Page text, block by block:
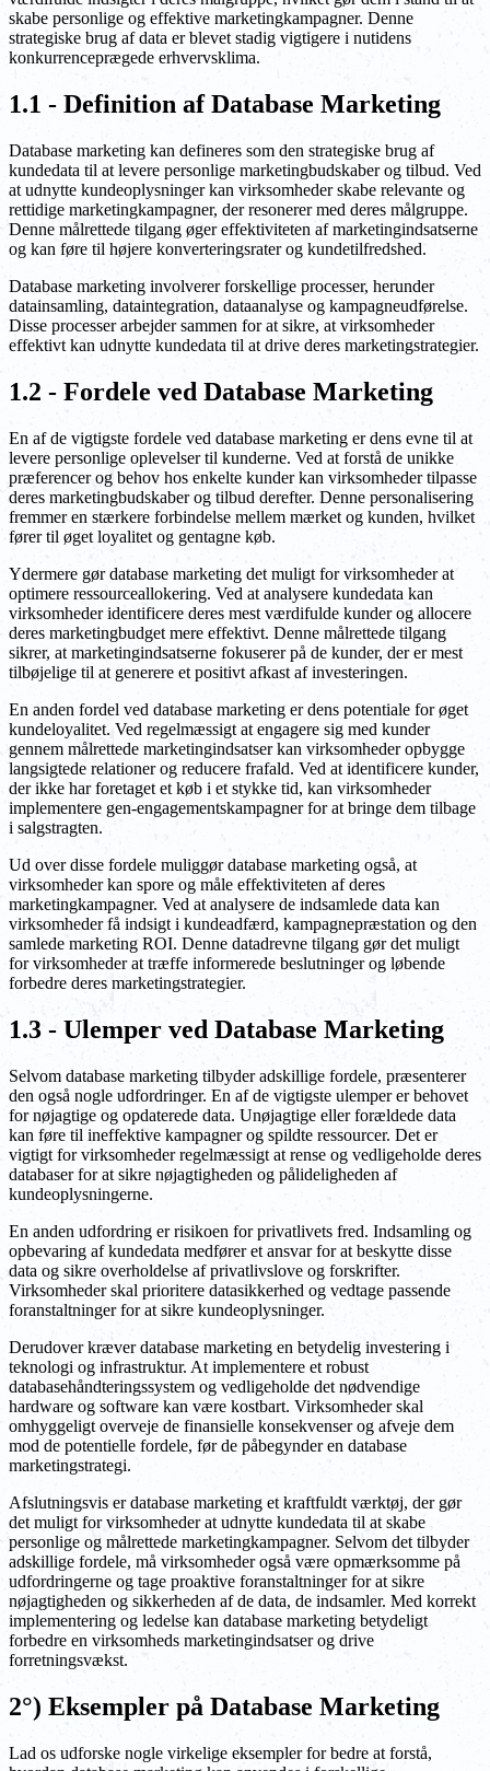
skabe personlige og effektive marketingkampagner. Denne
strategiske brug af data er blevet stadig vigtigere i nutidens
konkurrenceprægede erhvervsklima.
1.1 - Definition af Database Marketing
Database marketing kan defineres som den strategiske brug af
kundedata til at levere personlige marketingbudskaber og tilbud. Ved
at udnytte kundeoplysninger kan virksomheder skabe relevante og
rettidige marketingkampagner, der resonerer med deres målgruppe.
Denne målrettede tilgang øger effektiviteten af marketingindsatserne
og kan føre til højere konverteringsrater og kundetilfredshed.
Database marketing involverer forskellige processer, herunder
datainsamling, dataintegration, dataanalyse og kampagneudførelse.
Disse processer arbejder sammen for at sikre, at virksomheder
effektivt kan udnytte kundedata til at drive deres marketingstrategier.
1.2 - Fordele ved Database Marketing
En af de vigtigste fordele ved database marketing er dens evne til at
levere personlige oplevelser til kunderne. Ved at forstå de unikke
præferencer og behov hos enkelte kunder kan virksomheder tilpasse
deres marketingbudskaber og tilbud derefter. Denne personalisering
fremmer en stærkere forbindelse mellem mærket og kunden, hvilket
fører til øget loyalitet og gentagne køb.
Ydermere gør database marketing det muligt for virksomheder at
optimere ressourceallokering. Ved at analysere kundedata kan
virksomheder identificere deres mest værdifulde kunder og allocere
deres marketingbudget mere effektivt. Denne målrettede tilgang
sikrer, at marketingindsatserne fokuserer på de kunder, der er mest
tilbøjelige til at generere et positivt afkast af investeringen.
En anden fordel ved database marketing er dens potentiale for øget
kundeloyalitet. Ved regelmæssigt at engagere sig med kunder
gennem målrettede marketingindsatser kan virksomheder opbygge
langsigtede relationer og reducere frafald. Ved at identificere kunder,
der ikke har foretaget et køb i et stykke tid, kan virksomheder
implementere gen-engagementskampagner for at bringe dem tilbage
i salgstragten.
Ud over disse fordele muliggør database marketing også, at
virksomheder kan spore og måle effektiviteten af deres
marketingkampagner. Ved at analysere de indsamlede data kan
virksomheder få indsigt i kundeadfærd, kampagnepræstation og den
samlede marketing ROI. Denne datadrevne tilgang gør det muligt
for virksomheder at træffe informerede beslutninger og løbende
forbedre deres marketingstrategier.
1.3 - Ulemper ved Database Marketing
Selvom database marketing tilbyder adskillige fordele, præsenterer
den også nogle udfordringer. En af de vigtigste ulemper er behovet
for nøjagtige og opdaterede data. Unøjagtige eller forældede data
kan føre til ineffektive kampagner og spildte ressourcer. Det er
vigtigt for virksomheder regelmæssigt at rense og vedligeholde deres
databaser for at sikre nøjagtigheden og pålideligheden af
kundeoplysningerne.
En anden udfordring er risikoen for privatlivets fred. Indsamling og
opbevaring af kundedata medfører et ansvar for at beskytte disse
data og sikre overholdelse af privatlivslove og forskrifter.
Virksomheder skal prioritere datasikkerhed og vedtage passende
foranstaltninger for at sikre kundeoplysninger.
Derudover kræver database marketing en betydelig investering i
teknologi og infrastruktur. At implementere et robust
databasehåndteringssystem og vedligeholde det nødvendige
hardware og software kan være kostbart. Virksomheder skal
omhyggeligt overveje de finansielle konsekvenser og afveje dem
mod de potentielle fordele, før de påbegynder en database
marketingstrategi.
Afslutningsvis er database marketing et kraftfuldt værktøj, der gør
det muligt for virksomheder at udnytte kundedata til at skabe
personlige og målrettede marketingkampagner. Selvom det tilbyder
adskillige fordele, må virksomheder også være opmærksomme på
udfordringerne og tage proaktive foranstaltninger for at sikre
nøjagtigheden og sikkerheden af de data, de indsamler. Med korrekt
implementering og ledelse kan database marketing betydeligt
forbedre en virksomheds marketingindsatser og drive
forretningsvækst.
2°) Eksempler på Database Marketing
Lad os udforske nogle virkelige eksempler for bedre at forstå,